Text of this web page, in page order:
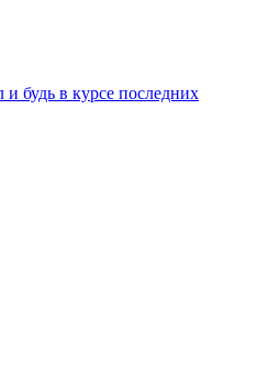
будь в курсе последних